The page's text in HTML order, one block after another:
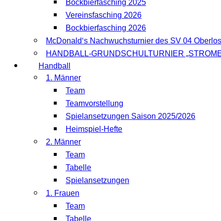
Bockbierfasching 2025
Vereinsfasching 2026
Bockbierfasching 2026
McDonald‘s Nachwuchsturnier des SV 04
HANDBALL-GRUNDSCHULTURNIER
Handball
1. Männer
Team
Teamvorstellung
Spielansetzungen Saison 2025/2026
Heimspiel-Hefte
2. Männer
Team
Tabelle
Spielansetzungen
1. Frauen
Team
Tabelle